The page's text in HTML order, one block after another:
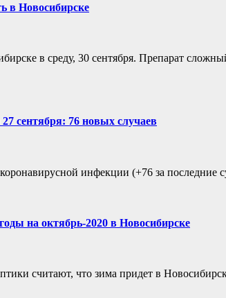
в Новосибирске
в среду, 30 сентября. Препарат
сентября: 76 новых случаев
инфекции (+76 за последние
на октябрь-2020 в Новосибирске
считают, что зима придет в